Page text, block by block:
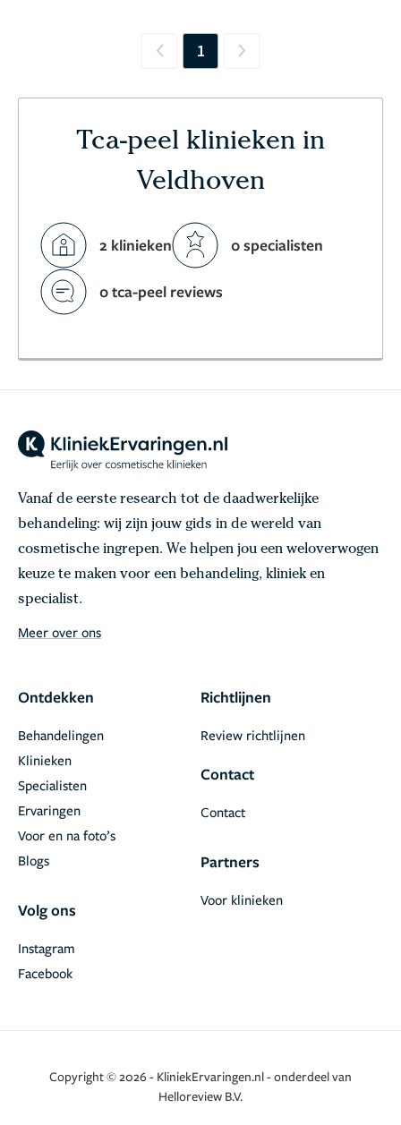
Previous
1 Next
Tca-peel klinieken in
Veldhoven
2 klinieken 0 specialisten
0 tca-peel reviews
Vanaf de eerste research tot de daadwerkelijke
behandeling: wij zijn jouw gids in de wereld van
cosmetische ingrepen. We helpen jou een weloverwogen
keuze te maken voor een behandeling, kliniek en
specialist.
Meer over ons
Ontdekken
Behandelingen
Klinieken
Specialisten
Ervaringen
Voor en na foto’s
Blogs
Volg ons
Facebook
Instagram
Richtlijnen
Review richtlijnen
Contact
Contact
Partners
Voor klinieken
Copyright © 2026 - KliniekErvaringen.nl - onderdeel van
Helloreview B.V.